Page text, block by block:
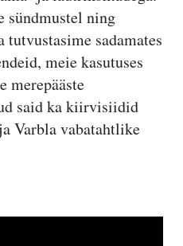
sündmustel ning
sadamates
meie kasutuses
merepääste
said ka kiirvisiidid
Varbla vabatahtlike